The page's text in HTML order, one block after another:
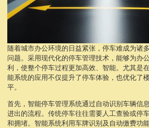
随着城市办公环境的日益紧张，停车难成为诸
问题。采用现代化的停车管理技术，能够为办
利，使整个停车过程更加高效、智能。尤其是
能系统的应用不仅提升了停车体验，也优化了
平。
首先，智能停车管理系统通过自动识别车辆信
进出的流程。传统停车往往需要人工查验或停
和拥堵。智能系统利用车牌识别及自动缴费功